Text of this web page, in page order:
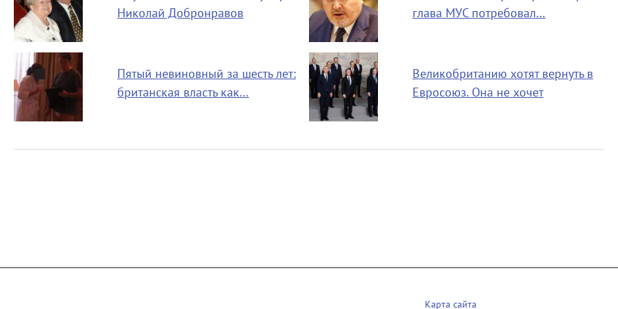
Николай Добронравов
глава МУС потребовал…
Пятый невиновный за шесть лет:
британская власть как…
Великобританию хотят вернуть в
Евросоюз. Она не хочет
Карта сайта